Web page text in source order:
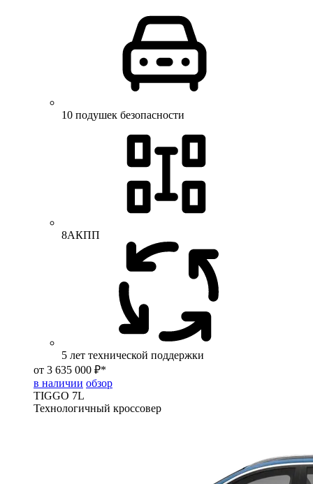
10 подушек безопасности
8АКПП
5 лет технической поддержки
от 3 635 000 ₽*
в наличии обзор
TIGGO 7L
Технологичный кроссовер